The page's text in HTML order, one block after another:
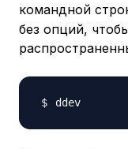
командной
без опций,